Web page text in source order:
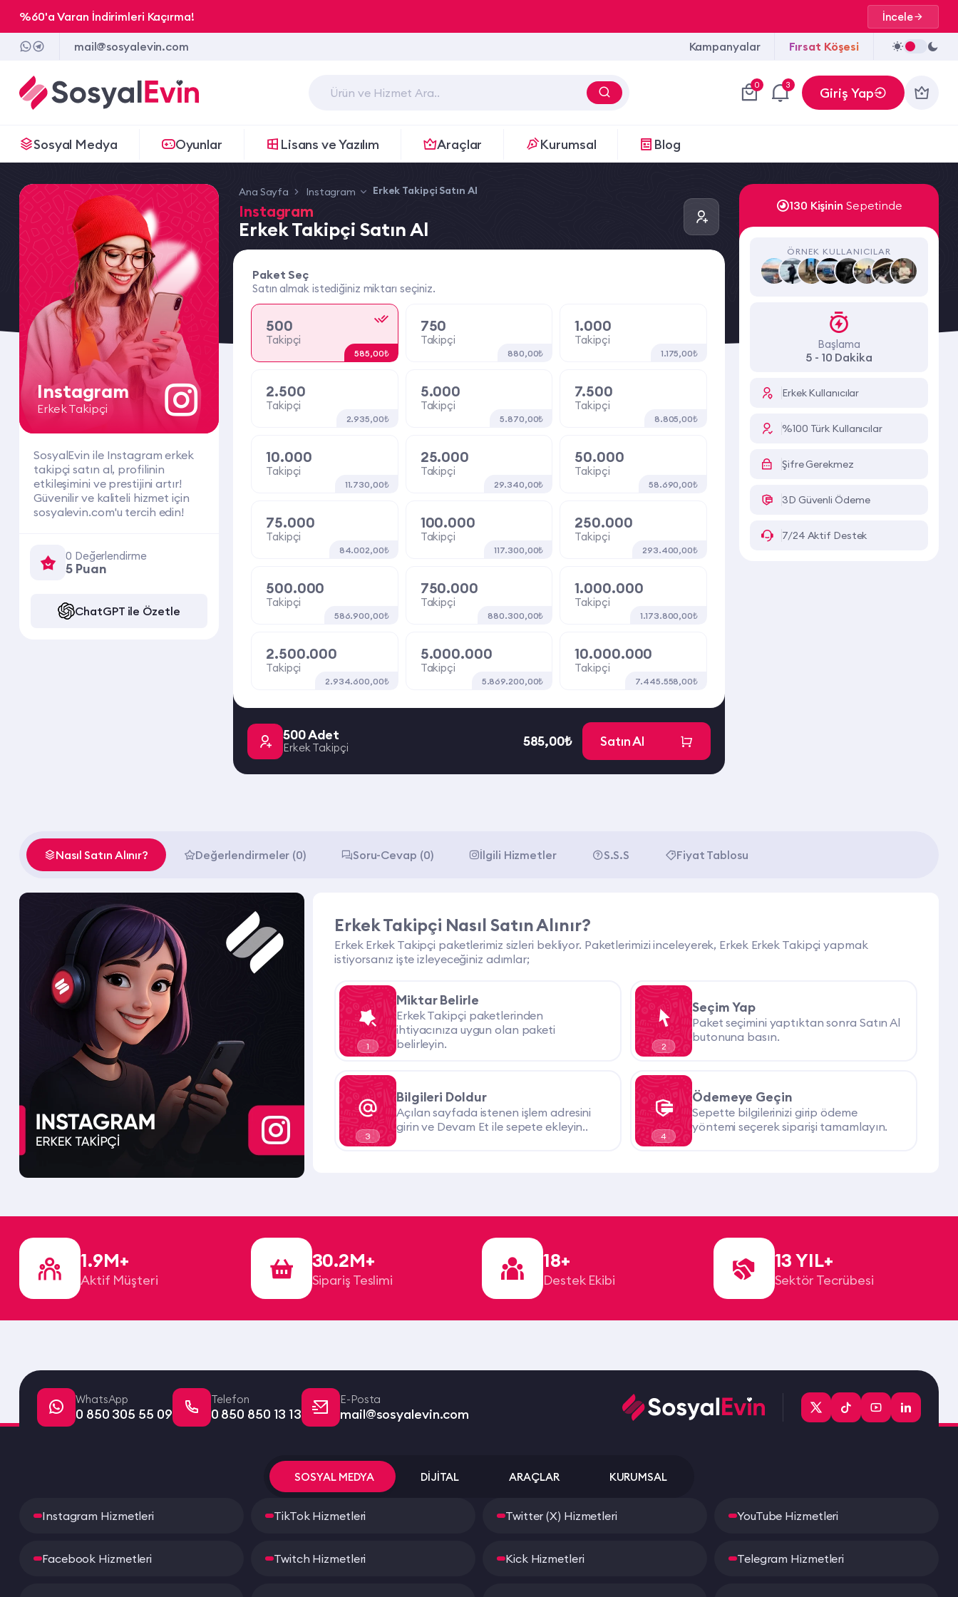
%60'a Varan İndirimleri Kaçırma! İncele
mail@sosyalevin.com Kampanyalar Fırsat Köşesi
0 3 Giriş Yap
Sosyal Medya Oyunlar Lisans ve Yazılım Araçlar Kurumsal Blog
Instagram
Erkek Takipçi
SosyalEvin ile Instagram erkek
takipçi satın al, profilinin
etkileşimini ve prestijini artır!
Güvenilir ve kaliteli hizmet için
sosyalevin.com'u tercih edin!
0 Değerlendirme
5 Puan
ChatGPT ile Özetle
Ana Sayfa Instagram Erkek Takipçi Satın Al
Instagram
Erkek Takipçi Satın Al
Paket Seç
Satın almak istediğiniz miktarı seçiniz.
500
Takipçi
585,00₺
750
Takipçi
880,00₺
1.000
Takipçi
1.175,00₺
2.500
Takipçi
2.935,00₺
5.000
Takipçi
5.870,00₺
7.500
Takipçi
8.805,00₺
10.000
Takipçi
11.730,00₺
25.000
Takipçi
29.340,00₺
50.000
Takipçi
58.690,00₺
75.000
Takipçi
84.002,00₺
100.000
Takipçi
117.300,00₺
250.000
Takipçi
293.400,00₺
500.000
Takipçi
586.900,00₺
750.000
Takipçi
880.300,00₺
1.000.000
Takipçi
1.173.800,00₺
2.500.000
Takipçi
2.934.600,00₺
5.000.000
Takipçi
5.869.200,00₺
10.000.000
Takipçi
7.445.558,00₺
500 Adet
Erkek Takipçi 585,00₺ Satın Al
130 Kişinin Sepetinde
ÖRNEK KULLANICILAR
Başlama
5 - 10 Dakika
Erkek Kullanıcılar
%100 Türk Kullanıcılar
Şifre Gerekmez
3D Güvenli Ödeme
7/24 Aktif Destek
Nasıl Satın Alınır? Değerlendirmeler (0) Soru-Cevap (0) İlgili Hizmetler S.S.S Fiyat Tablosu
Erkek Takipçi Nasıl Satın Alınır?
Erkek Erkek Takipçi paketlerimiz sizleri bekliyor. Paketlerimizi inceleyerek, Erkek Erkek Takipçi yapmak
istiyorsanız işte izleyeceğiniz adımlar;
1
Miktar Belirle
Erkek Takipçi paketlerinden
ihtiyacınıza uygun olan paketi
belirleyin.
2
Seçim Yap
Paket seçimini yaptıktan sonra Satın Al
butonuna basın.
3
Bilgileri Doldur
Açılan sayfada istenen işlem adresini
girin ve Devam Et ile sepete ekleyin..
4
Ödemeye Geçin
Sepette bilgilerinizi girip ödeme
yöntemi seçerek siparişi tamamlayın.
1.9M+
Aktif Müşteri
30.2M+
Sipariş Teslimi
18+
Destek Ekibi
13 YIL+
Sektör Tecrübesi
WhatsApp
0 850 305 55 09
Telefon
0 850 850 13 13
E-Posta
mail@sosyalevin.com
SOSYAL MEDYA DİJİTAL ARAÇLAR KURUMSAL
Instagram Hizmetleri TikTok Hizmetleri Twitter (X) Hizmetleri YouTube Hizmetleri
Facebook Hizmetleri Twitch Hizmetleri Kick Hizmetleri Telegram Hizmetleri